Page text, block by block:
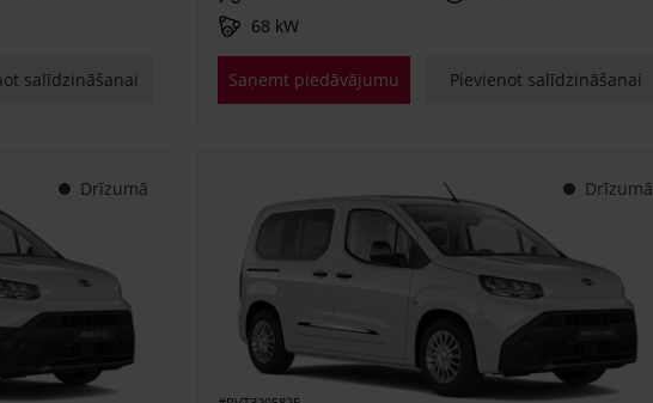
salīdzināšanai
68 kW
Saņemt piedāvājumu Pievienot salīdzināšanai
Drīzumā Drīzumā